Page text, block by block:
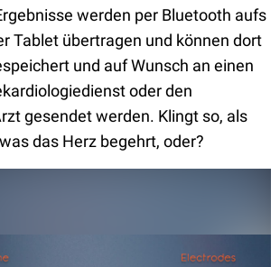
werden per Bluetooth aufs
Tablet übertragen und können dort
und auf Wunsch an einen
oder den
gesendet werden. Klingt so, als
das Herz begehrt, oder?